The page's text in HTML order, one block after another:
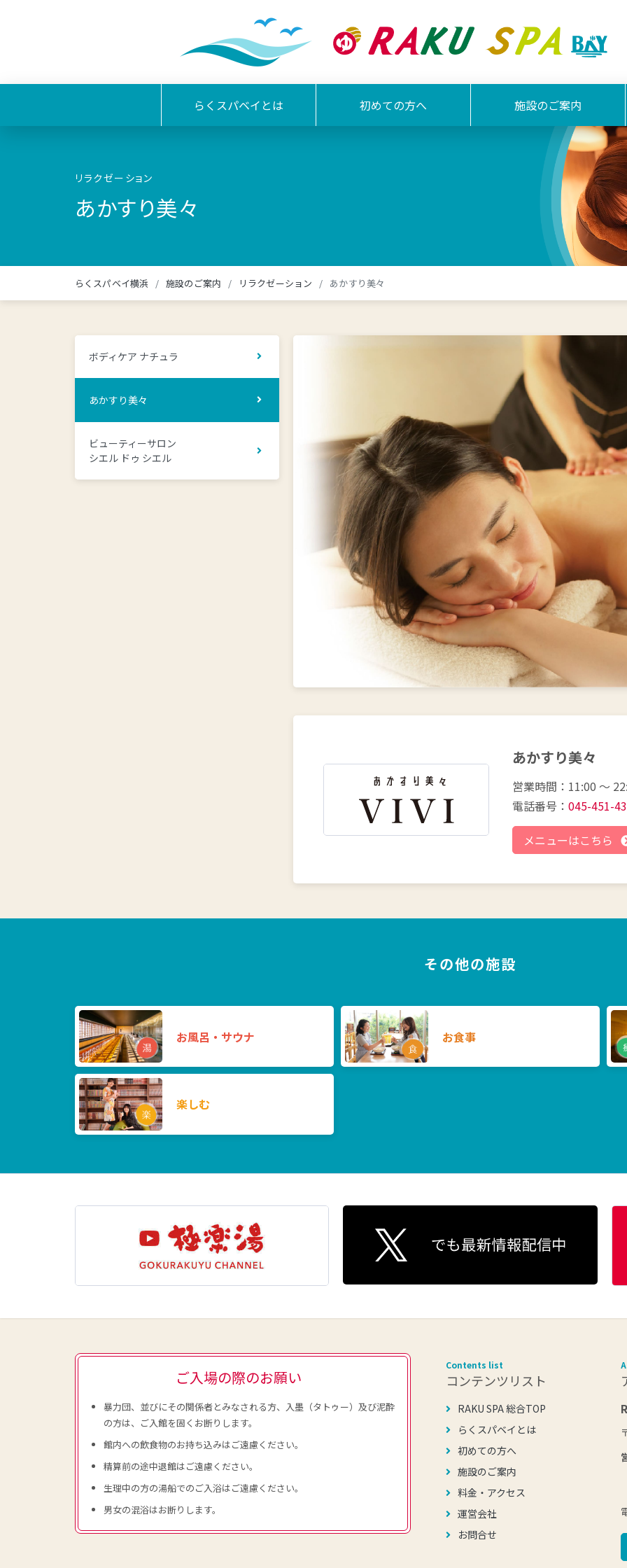
らくスパベイとは 初めての方へ 施設のご案内
リラクゼーション
あかすり美々
らくスパベイ横浜 施設のご案内 リラクゼーション あかすり美々
あかすり美々
営業時間：11:00 〜
電話番号： 045-451-
メニューはこちら
ボディケア ナチュラ
あかすり美々
ビューティーサロン
シエル ドゥ シエル
その他の施設
お風呂・サウナ お食事
楽しむ
ご入場の際のお願い
暴力団、並びにその関係者とみなされる方、入墨（タトゥー）及び泥酔
の方は、ご入館を固くお断りします。
館内への飲食物のお持ち込みはご遠慮ください。
精算前の途中退館はご遠慮ください。
生理中の方の湯船でのご入浴はご遠慮ください。
男女の混浴はお断りします。
Contents list
コンテンツリスト
RAKU SPA 総合TOP
らくスパベイとは
初めての方へ
施設のご案内
料金・アクセス
運営会社
お問合せ